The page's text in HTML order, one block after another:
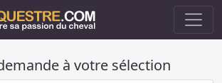
à votre sélection